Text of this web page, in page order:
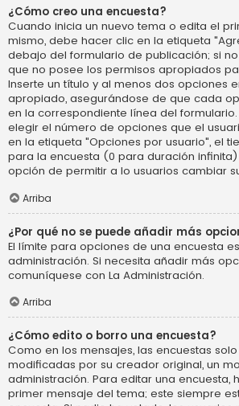
¿Cómo creo una encuesta?
Cuando inicia un nuevo tema o edita el
mismo, debe hacer clic en la etiqueta
debajo del formulario de publicación; si
que no posee los permisos apropiados
Inserte un título y al menos dos opciones
apropiado, asegurándose de que cada
en la correspondiente línea del
elegir el número de opciones que el
en la etiqueta "Opciones por usuario", el
para la encuesta (0 para duración
opción de permitir a lo usuarios cambiar
Arriba
¿Por qué no se puede añadir más
El límite para opciones de una encuesta
administración. Si necesita añadir más
comuníquese con La Administración.
Arriba
¿Cómo edito o borro una encuesta?
Como en los mensajes, las encuestas
modificadas por su creador original, un
administración. Para editar una encuesta,
primer mensaje del tema; este siempre